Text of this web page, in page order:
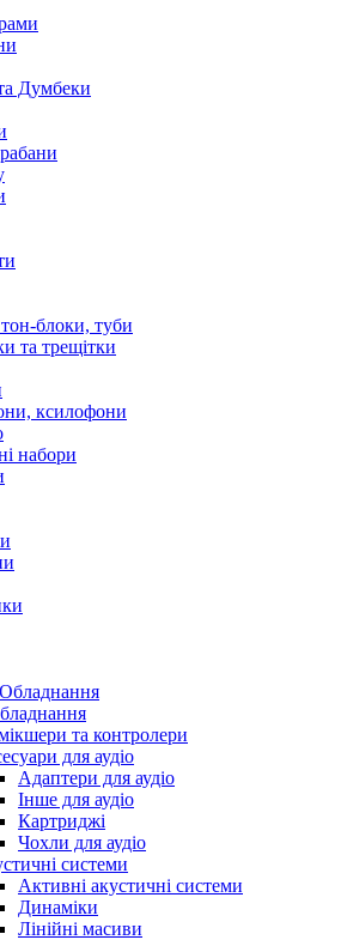
Думбеки
блоки, туби
та трещітки
ксилофони
набори
Обладнання
та контролери
для аудіо
Адаптери для аудіо
Інше для аудіо
Картриджі
Чохли для аудіо
системи
Активні акустичні системи
Динаміки
Лінійні масиви